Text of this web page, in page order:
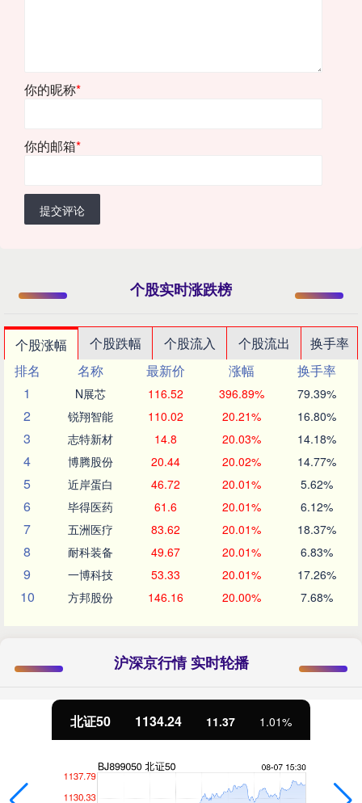
你的昵称*
你的邮箱*
提交评论
个股实时涨跌榜
个股涨幅 个股跌幅 个股流入 个股流出
换手率
排名
名称 最新价 涨幅
换手率
1
N展芯 116.52 396.89% 79.39%
2 锐翔智能 110.02 20.21% 16.80%
3 志特新材 14.8 20.03% 14.18%
4 博腾股份 20.44 20.02% 14.77%
5 近岸蛋白 46.72 20.01% 5.62%
6 毕得医药 61.6 20.01% 6.12%
7 五洲医疗 83.62 20.01% 18.37%
8 耐科装备 49.67 20.01% 6.83%
9 一博科技 53.33 20.01% 17.26%
10 方邦股份 146.16 20.00% 7.68%
沪深京行情 实时轮播
北证50 1134.24 11.37 1.01%